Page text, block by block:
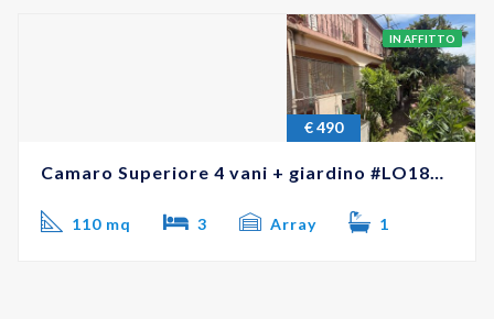
IN AFFITTO
€490
Camaro Superiore 4 vani + giardino #LO18187
110 mq 3 Array 1